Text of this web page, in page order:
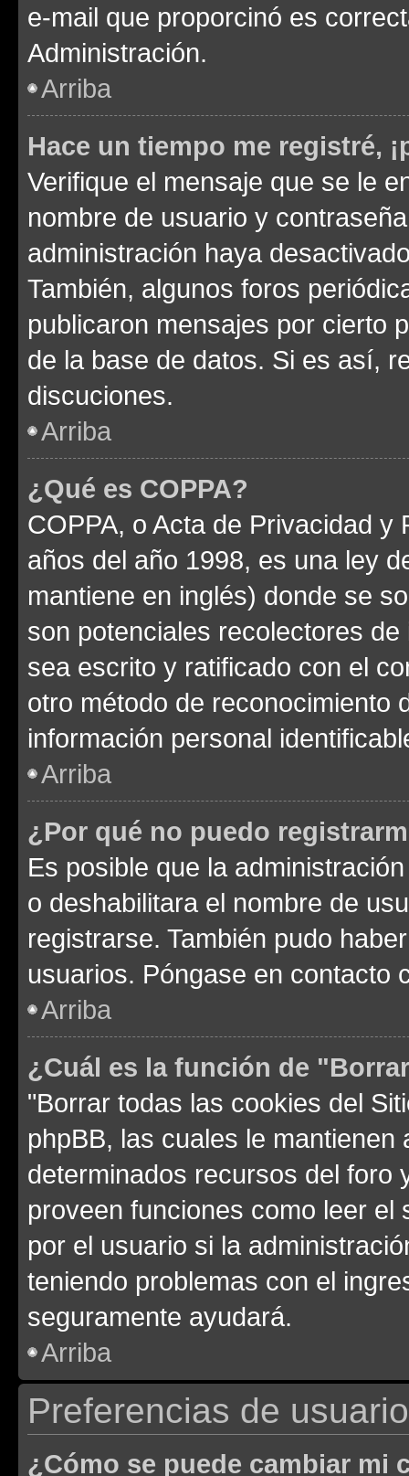
e-mail que proporcinó es
Administración.
Arriba
Hace un tiempo me registré,
Verifique el mensaje que se le
nombre de usuario y
administración haya
También, algunos foros
publicaron mensajes por cierto
de la base de datos. Si es así,
discuciones.
Arriba
¿Qué es COPPA?
COPPA, o Acta de Privacidad
años del año 1998, es una ley
mantiene en inglés) donde se
son potenciales recolectores
sea escrito y ratificado con el
otro método de reconocimiento
información personal
Arriba
¿Por qué no puedo
Es posible que la
o deshabilitara el nombre de
registrarse. También pudo
usuarios. Póngase en contacto
Arriba
¿Cuál es la función de
"Borrar todas las cookies del
phpBB, las cuales le
determinados recursos del foro
proveen funciones como leer el
por el usuario si la
teniendo problemas con el
seguramente ayudará.
Arriba
Preferencias de
¿Cómo se puede cambiar mi